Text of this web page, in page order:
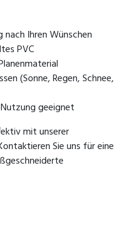
Ihren Wünschen
PVC
(Sonne, Regen, Schnee,
geeignet
mit unserer
Sie uns für eine